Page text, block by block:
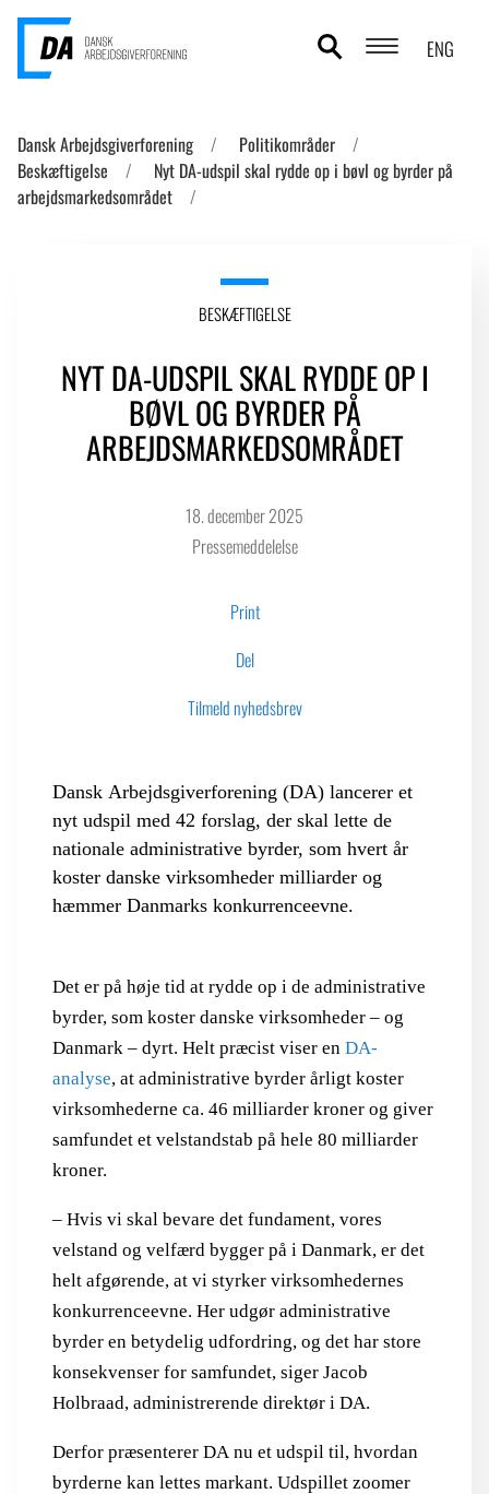
ENG
ANALYSER
KONTAKT OG PRESSE
LOGIN FOR MEDLEMSORGANISATIONER
Dansk Arbejdsgiverforening
Politikområder
Beskæftigelse
Nyt DA-udspil skal rydde op i bøvl og byrder på
arbejdsmarkedsområdet
BESKÆFTIGELSE
NYT DA-UDSPIL SKAL RYDDE OP I
BØVL OG BYRDER PÅ
ARBEJDSMARKEDSOMRÅDET
18. december 2025
Pressemeddelelse
Print
Del
Tilmeld nyhedsbrev
Dansk Arbejdsgiverforening (DA) lancerer et
nyt udspil med 42 forslag, der skal lette de
nationale administrative byrder, som hvert år
koster danske virksomheder milliarder og
hæmmer Danmarks konkurrenceevne.
Det er på høje tid at rydde op i de administrative
byrder, som koster danske virksomheder – og
Danmark – dyrt. Helt præcist viser en DA-
analyse, at administrative byrder årligt koster
virksomhederne ca. 46 milliarder kroner og giver
samfundet et velstandstab på hele 80 milliarder
kroner.
– Hvis vi skal bevare det fundament, vores
velstand og velfærd bygger på i Danmark, er det
helt afgørende, at vi styrker virksomhedernes
konkurrenceevne. Her udgør administrative
byrder en betydelig udfordring, og det har store
konsekvenser for samfundet, siger Jacob
Holbraad, administrerende direktør i DA.
Derfor præsenterer DA nu et udspil til, hvordan
byrderne kan lettes markant. Udspillet zoomer